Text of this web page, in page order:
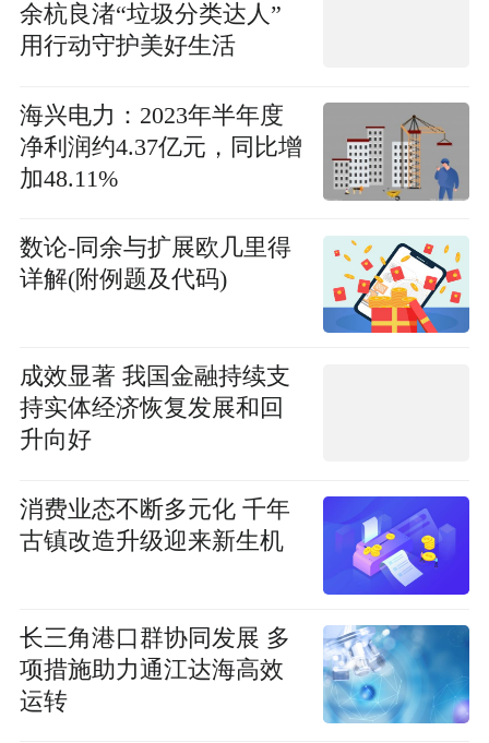
余杭良渚“垃圾分类达人”
用行动守护美好生活
海兴电力：2023年半年度
净利润约4.37亿元，同比增
加48.11%
数论-同余与扩展欧几里得
详解(附例题及代码)
成效显著 我国金融持续支
持实体经济恢复发展和回
升向好
消费业态不断多元化 千年
古镇改造升级迎来新生机
长三角港口群协同发展 多
项措施助力通江达海高效
运转